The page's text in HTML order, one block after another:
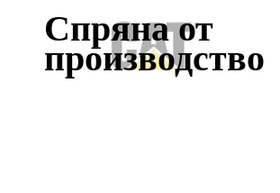
Спряна от
производство